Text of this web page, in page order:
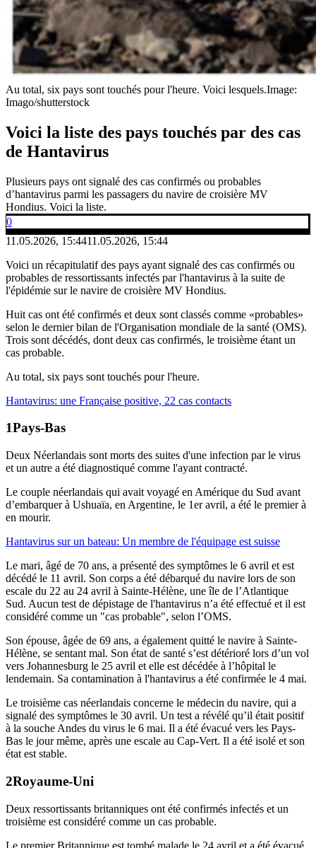
Au total, six pays sont touchés pour l'heure. Voici lesquels.Image:
Imago/shutterstock
Voici la liste des pays touchés par des cas
de Hantavirus
Plusieurs pays ont signalé des cas confirmés ou probables
d’hantavirus parmi les passagers du navire de croisière MV
Hondius. Voici la liste.
0
11.05.2026, 15:4411.05.2026, 15:44
Voici un récapitulatif des pays ayant signalé des cas confirmés ou
probables de ressortissants infectés par l'hantavirus à la suite de
l'épidémie sur le navire de croisière MV Hondius.
Huit cas ont été confirmés et deux sont classés comme «probables»
selon le dernier bilan de l'Organisation mondiale de la santé (OMS).
Trois sont décédés, dont deux cas confirmés, le troisième étant un
cas probable.
Au total, six pays sont touchés pour l'heure.
Hantavirus: une Française positive, 22 cas contacts
Pays-Bas
Deux Néerlandais sont morts des suites d'une infection par le virus
et un autre a été diagnostiqué comme l'ayant contracté.
Le couple néerlandais qui avait voyagé en Amérique du Sud avant
d’embarquer à Ushuaïa, en Argentine, le 1er avril, a été le premier à
en mourir.
Hantavirus sur un bateau: Un membre de l'équipage est suisse
Le mari, âgé de 70 ans, a présenté des symptômes le 6 avril et est
décédé le 11 avril. Son corps a été débarqué du navire lors de son
escale du 22 au 24 avril à Sainte-Hélène, une île de l’Atlantique
Sud. Aucun test de dépistage de l'hantavirus n’a été effectué et il est
considéré comme un "cas probable", selon l’OMS.
Son épouse, âgée de 69 ans, a également quitté le navire à Sainte-
Hélène, se sentant mal. Son état de santé s’est détérioré lors d’un vol
vers Johannesburg le 25 avril et elle est décédée à l’hôpital le
lendemain. Sa contamination à l'hantavirus a été confirmée le 4 mai.
Le troisième cas néerlandais concerne le médecin du navire, qui a
signalé des symptômes le 30 avril. Un test a révélé qu’il était positif
à la souche Andes du virus le 6 mai. Il a été évacué vers les Pays-
Bas le jour même, après une escale au Cap-Vert. Il a été isolé et son
état est stable.
Royaume-Uni
Deux ressortissants britanniques ont été confirmés infectés et un
troisième est considéré comme un cas probable.
Le premier Britannique est tombé malade le 24 avril et a été évacué